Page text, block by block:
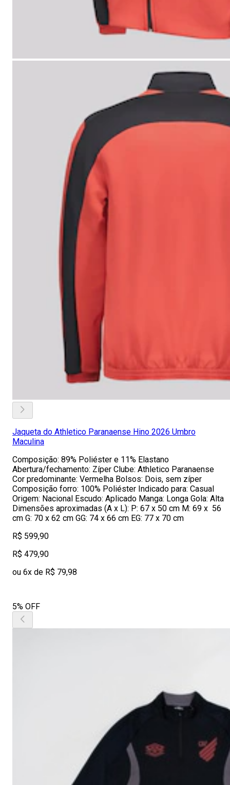
Jaqueta do Athletico Paranaense Hino 2026 Umbro
Maculina
Composição: 89% Poliéster e 11% Elastano
Abertura/fechamento: Zíper Clube: Athletico Paranaense
Cor predominante: Vermelha Bolsos: Dois, sem zíper
Composição forro: 100% Poliéster Indicado para: Casual
Origem: Nacional Escudo: Aplicado Manga: Longa Gola: Alta
Dimensões aproximadas (A x L): P: 67 x 50 cm M: 69 x 56
cm G: 70 x 62 cm GG: 74 x 66 cm EG: 77 x 70 cm
R$ 599,90
R$ 479,90
ou 6x de R$ 79,98
5% OFF